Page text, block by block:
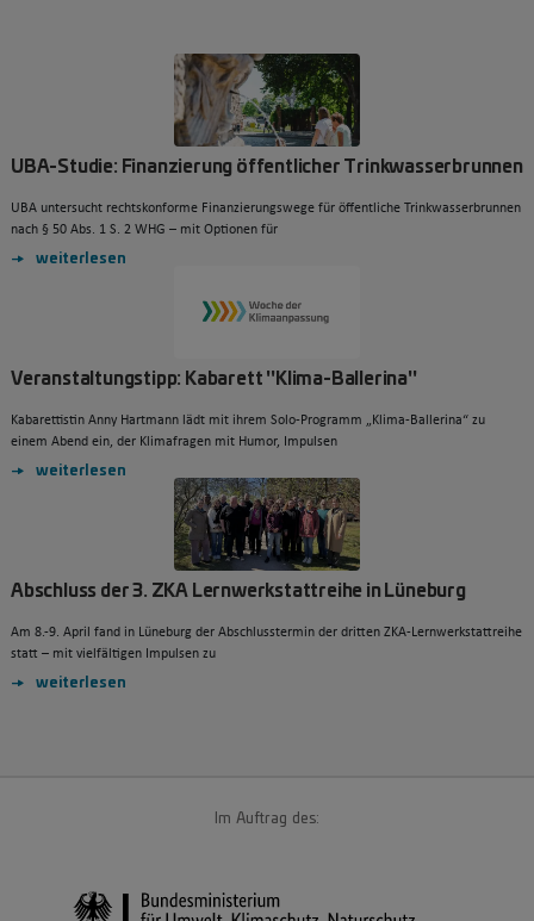
UBA-Studie: Finanzierung öffentlicher Trinkwasserbrunnen
UBA untersucht rechtskonforme Finanzierungswege für öffentliche Trinkwasserbrunnen
nach § 50 Abs. 1 S. 2 WHG – mit Optionen für
weiterlesen
Veranstaltungstipp: Kabarett "Klima-Ballerina"
Kabarettistin Anny Hartmann lädt mit ihrem Solo-Programm „Klima-Ballerina“ zu
einem Abend ein, der Klimafragen mit Humor, Impulsen
weiterlesen
Abschluss der 3. ZKA Lernwerkstattreihe in Lüneburg
Am 8.-9. April fand in Lüneburg der Abschlusstermin der dritten ZKA‑Lernwerkstattreihe
statt – mit vielfältigen Impulsen zu
weiterlesen
Im Auftrag des: